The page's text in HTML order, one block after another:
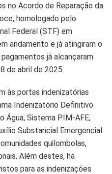
no Acordo de Reparação da
homologado pelo
Federal (STF) em
andamento e já atingiram o
já alcançaram
de abril de 2025.
às portas indenizatórias
Indenizatório Definitivo
Água, Sistema PIM-AFE,
Substancial Emergencial
quilombolas,
Além destes, há
para as indenizações